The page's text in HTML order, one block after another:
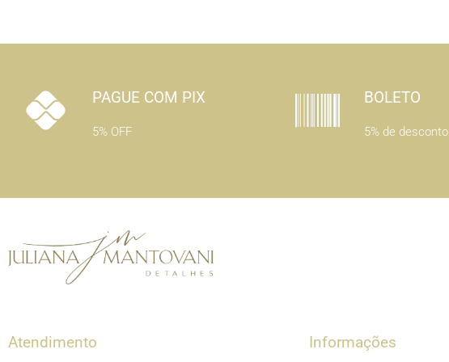
PAGUE COM PIX
5% OFF
BOLETO
5% de desconto
Atendimento Informações